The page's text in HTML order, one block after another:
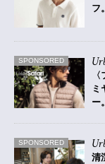
フ。
SPONSORED
ミ
ー。
SPONSORED
清